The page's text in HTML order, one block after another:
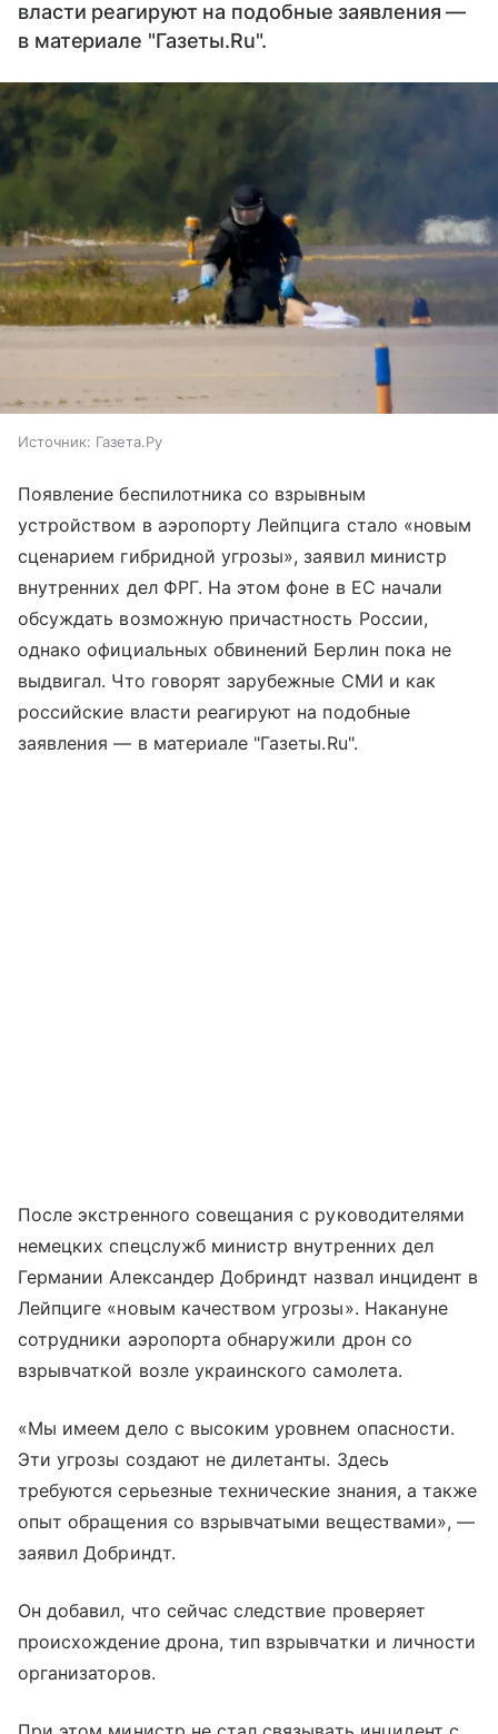
власти реагируют на подобные заявления —
в материале "Газеты.Ru".
Источник: Газета.Ру
Появление беспилотника со взрывным
устройством в аэропорту Лейпцига стало «новым
сценарием гибридной угрозы», заявил министр
внутренних дел ФРГ. На этом фоне в ЕС начали
обсуждать возможную причастность России,
однако официальных обвинений Берлин пока не
выдвигал. Что говорят зарубежные СМИ и как
российские власти реагируют на подобные
заявления — в материале "Газеты.Ru".
После экстренного совещания с руководителями
немецких спецслужб министр внутренних дел
Германии Александер Добриндт назвал инцидент в
Лейпциге «новым качеством угрозы». Накануне
сотрудники аэропорта обнаружили дрон со
взрывчаткой возле украинского самолета.
«Мы имеем дело с высоким уровнем опасности.
Эти угрозы создают не дилетанты. Здесь
требуются серьезные технические знания, а также
опыт обращения со взрывчатыми веществами», —
заявил Добриндт.
Он добавил, что сейчас следствие проверяет
происхождение дрона, тип взрывчатки и личности
организаторов.